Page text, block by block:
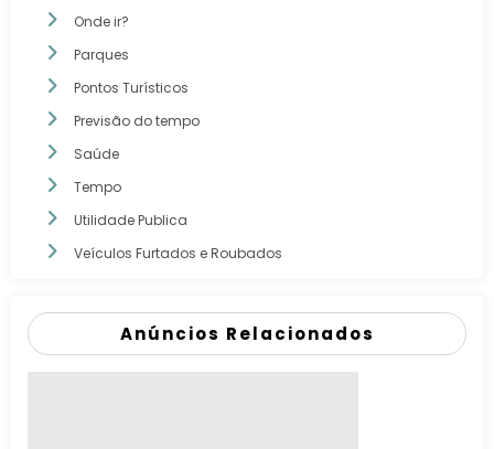
Onde ir?
Parques
Pontos Turísticos
Previsão do tempo
Saúde
Tempo
Utilidade Publica
Veículos Furtados e Roubados
Anúncios Relacionados